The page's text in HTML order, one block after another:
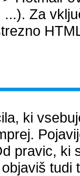
Za
ki
pravic, ki